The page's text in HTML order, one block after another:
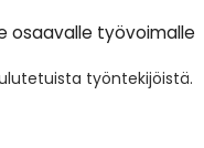
osaavalle työvoimalle
työntekijöistä.